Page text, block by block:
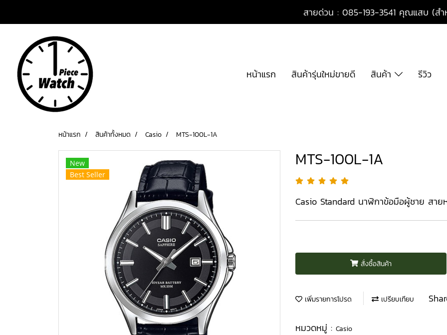
สายด่วน : 085-193-3541 คุณแสบ (ส
หน้าแรก สินค้ารุ่นใหม่ขายดี สินค้า รีวิว
หน้าแรก สินค้าทั้งหมด Casio MTS-100L-1A
New
Best Seller
MTS-100L-1A
Casio Standard นาฬิกาข้อมือผู้ชาย สา
สั่งซื้อสินค้า
เพิ่มรายการโปรด เปรียบเทียบ
หมวดหมู่ : Casio